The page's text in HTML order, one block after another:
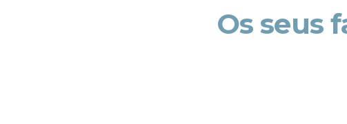
Os seus